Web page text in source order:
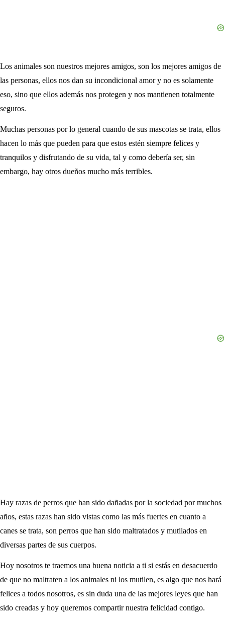
Los animales son nuestros mejores amigos, son los mejores amigos de
las personas, ellos nos dan su incondicional amor y no es solamente
eso, sino que ellos además nos protegen y nos mantienen totalmente
seguros.
Muchas personas por lo general cuando de sus mascotas se trata, ellos
hacen lo más que pueden para que estos estén siempre felices y
tranquilos y disfrutando de su vida, tal y como debería ser, sin
embargo, hay otros dueños mucho más terribles.
Hay razas de perros que han sido dañadas por la sociedad por muchos
años, estas razas han sido vistas como las más fuertes en cuanto a
canes se trata, son perros que han sido maltratados y mutilados en
diversas partes de sus cuerpos.
Hoy nosotros te traemos una buena noticia a ti si estás en desacuerdo
de que no maltraten a los animales ni los mutilen, es algo que nos hará
felices a todos nosotros, es sin duda una de las mejores leyes que han
sido creadas y hoy queremos compartir nuestra felicidad contigo.